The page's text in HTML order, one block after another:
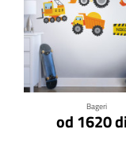
Bageri
od 1620
Klikni za